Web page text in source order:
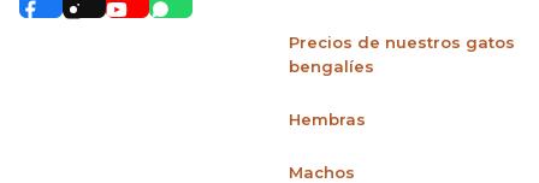
Precios de nuestros gatos
bengalíes
Hembras
Machos